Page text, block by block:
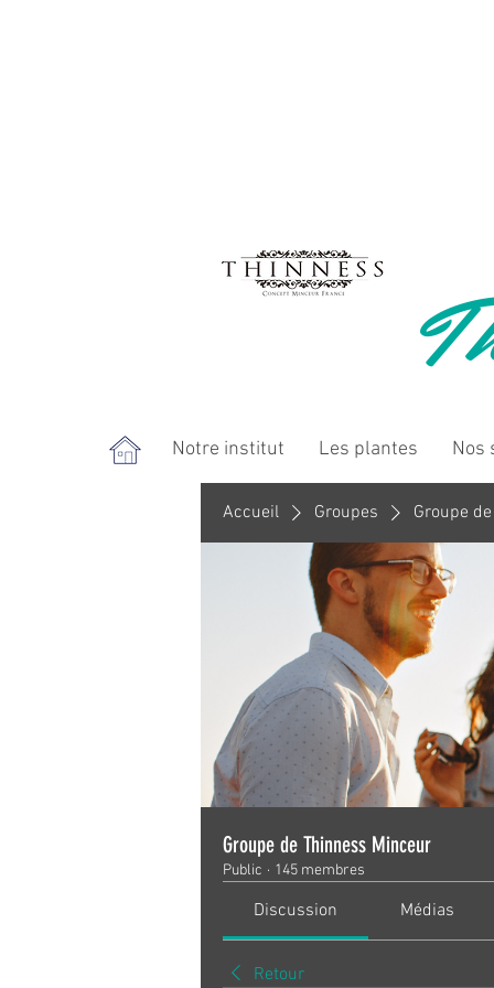
Notre institut Les plantes Nos
Accueil Groupes Groupe
Groupe de Thinness Minceur
Public · 145 membres
Discussion Médias
Retour